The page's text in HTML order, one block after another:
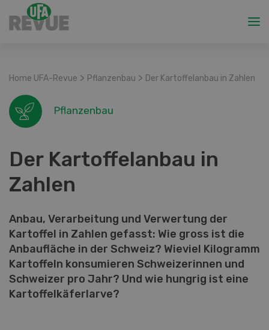
Home UFA-Revue > Pflanzenbau > Der Kartoffelanbau in Zahlen
Pflanzenbau
Der Kartoffelanbau in
Zahlen
Anbau, Verarbeitung und Verwertung der
Kartoffel in Zahlen gefasst: Wie gross ist die
Anbaufläche in der Schweiz? Wieviel Kilogramm
Kartoffeln konsumieren Schweizerinnen und
Schweizer pro Jahr? Und wie hungrig ist eine
Kartoffelkäferlarve?